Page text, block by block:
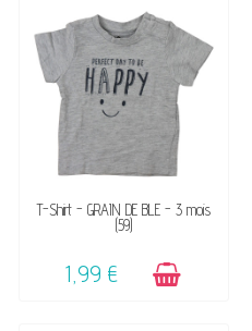
DISPONIBLE
T-Shirt - GRAIN DE BLÉ - 3 mois
(59)
1,99 €